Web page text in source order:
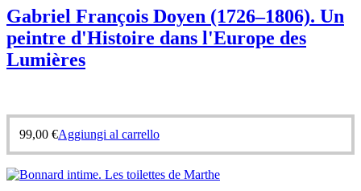
Gabriel François Doyen (1726–1806). Un
peintre d'Histoire dans l'Europe des
Lumières
99,00 €Aggiungi al carrello